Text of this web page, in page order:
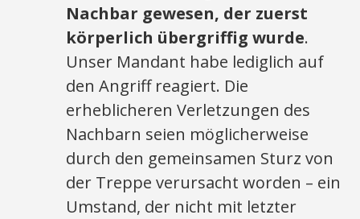
Nachbar gewesen, der zuerst
körperlich übergriffig wurde.
Unser Mandant habe lediglich auf
den Angriff reagiert. Die
erheblicheren Verletzungen des
Nachbarn seien möglicherweise
durch den gemeinsamen Sturz von
der Treppe verursacht worden – ein
Umstand, der nicht mit letzter